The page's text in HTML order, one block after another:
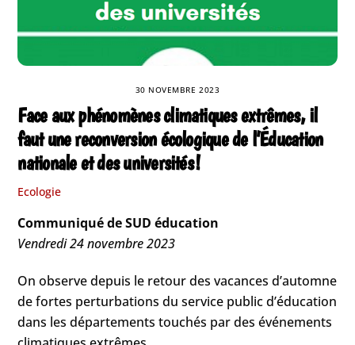
30 NOVEMBRE 2023
Face aux phénomènes climatiques extrêmes, il
faut une reconversion écologique de l’Éducation
nationale et des universités !
Ecologie
Communiqué de SUD éducation
Vendredi 24 novembre 2023
On observe depuis le retour des vacances d’automne
de fortes perturbations du service public d’éducation
dans les départements touchés par des événements